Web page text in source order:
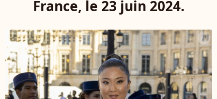
France, le 23 juin 2024.